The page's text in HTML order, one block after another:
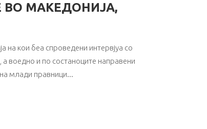
ВО МАКЕДОНИЈА,
на кои беа спроведени интервјуа со
воедно и по состаноците направени
млади правници